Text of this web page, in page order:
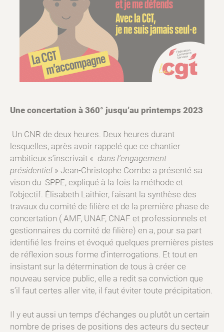
Une concertation à 360° jusqu’au printemps 2023
Un CNR de deux heures. Deux heures durant
lesquelles, après avoir rappelé que ce chantier
ambitieux s’inscrivait « dans l’engagement
présidentiel » Jean-Christophe Combe a présenté sa
vison du SPPE, expliqué à la fois la méthode et
l’objectif. Élisabeth Laithier, faisant la synthèse des
travaux du comité de filière et de la première phase de
concertation ( AMF, UNAF, CNAF et professionnels et
gestionnaires du comité de filière) en a, pour sa part
identifié les freins et évoqué quelques premières pistes
de réflexion sous forme d’interrogations. Et tout en
insistant sur la détermination de tous à créer ce
nouveau service public, elle a redit sa conviction que
s’il faut certes aller vite, il faut éviter toute précipitation.
Il y eut aussi un temps d’échanges ou plutôt un certain
nombre de prises de positions des acteurs du secteur